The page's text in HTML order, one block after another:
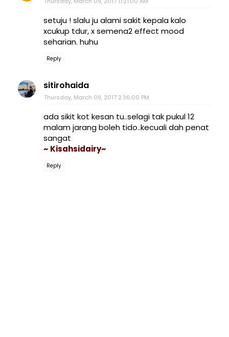
setuju ! slalu ju alami sakit kepala kalo
xcukup tdur, x semena2 effect mood
seharian. huhu
Reply
sitirohaida
Thursday, March 09, 2017 2:36:00 PM
ada sikit kot kesan tu..selagi tak pukul 12
malam jarang boleh tido..kecuali dah penat
sangat
~ Kisahsidairy~
Reply